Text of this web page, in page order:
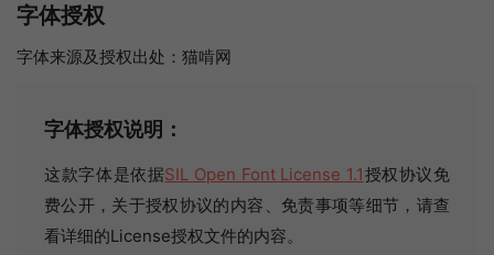
字体授权
字体来源及授权出处：猫啃网
字体授权说明：
这款字体是依据SIL Open Font License 1.1授权协议免
费公开，关于授权协议的内容、免责事项等细节，请查
看详细的License授权文件的内容。